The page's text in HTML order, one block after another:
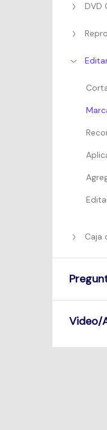
DVD
Caja
Video/